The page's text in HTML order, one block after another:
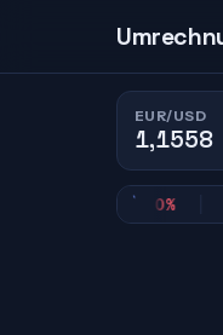
EUR/USD
1,1558
0,00%